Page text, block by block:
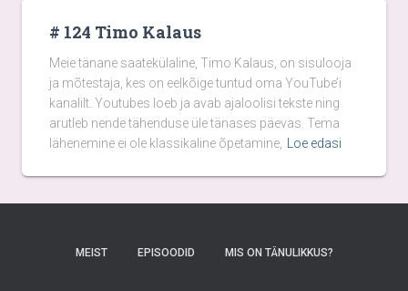
# 124 Timo Kalaus
Meie tänane saatekülaline, Timo Kalaus, on sisulooja
ja mõtestaja, kes on eelkõige tuntud oma YouTube’i
kanalilt. Youtubes loeb ja avab ajaloolisi tekste ning
arutleb nende tähenduse üle tänases päevas. Tema
lähenemine ei ole klassikaline õpetamine,
Loe edasi
MEIST EPISOODID MIS ON TÄNULIKKUS?